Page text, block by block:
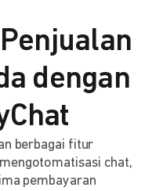
dengan
berbagai fitur
chat,
pembayaran